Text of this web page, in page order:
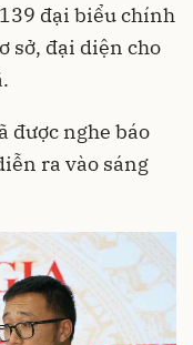
đại biểu chính
sở, đại diện cho
được nghe báo
ra vào sáng